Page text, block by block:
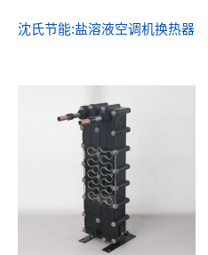
沈氏节能:盐溶液空调机换热器